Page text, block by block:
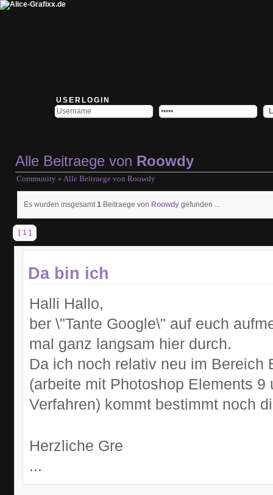
USERLOGIN
Alle Beitraege von Roowdy
Community » Alle Beitraege von Roowdy
Es wurden insgesamt1 Beitraege von Roowdy gefunden ...
[ 1 ]
Da bin ich
Halli Hallo,
ber \"Tante Google\" auf euch
mal ganz langsam hier durch.
Da ich noch relativ neu im Bereich
(arbeite mit Photoshop Elements
Verfahren) kommt bestimmt noch
Herzliche Gre
...